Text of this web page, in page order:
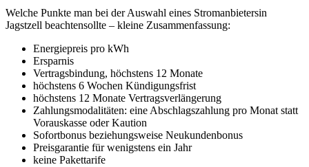
Welche Punkte man bei der Auswahl eines Stromanbietersin
Jagstzell beachtensollte – kleine Zusammenfassung:
Energiepreis pro kWh
Ersparnis
Vertragsbindung, höchstens 12 Monate
höchstens 6 Wochen Kündigungsfrist
höchstens 12 Monate Vertragsverlängerung
Zahlungsmodalitäten: eine Abschlagszahlung pro Monat statt
Vorauskasse oder Kaution
Sofortbonus beziehungsweise Neukundenbonus
Preisgarantie für wenigstens ein Jahr
keine Pakettarife